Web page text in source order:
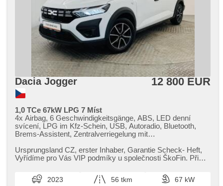
Dacia Jogger 12 800 EUR
1,0 TCe 67kW LPG 7 Míst
4x Airbag, 6 Geschwindigkeitsgänge, ABS, LED denní
svícení, LPG im Kfz-Schein, USB, Autoradio, Bluetooth,
Brems-Assistent, Zentralverriegelung mit
Beifahrerairbagdeaktivierung, täglich Leuchten, Teilbare
Rücksitzbank, El. Vorderscheiben, hands free,
Handgetriebe, Multifunktionslenkrad, Lenkrad einstellbar,
Bordcomputer, parkovací senzory zadní, erfüllt 'EURO VI',
Ursprungsland CZ,​ erster Inhaber,​ Garantie Scheck​- Heft,​
Vyřídíme pro Vás VIP podmíky u společnosti ŠkoFin. Při
2023 56 tkm
67 kW